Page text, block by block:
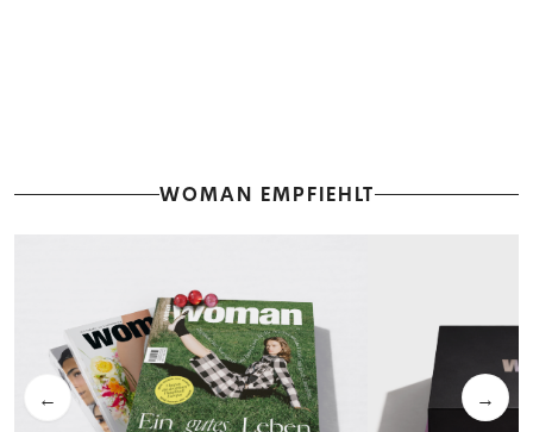
WOMAN EMPFIEHLT
← →